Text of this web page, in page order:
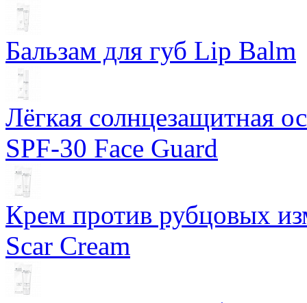
Бальзам для губ Lip Balm
Лёгкая солнцезащитная
SPF-30 Face Guard
Крем против рубцовых
Scar Cream